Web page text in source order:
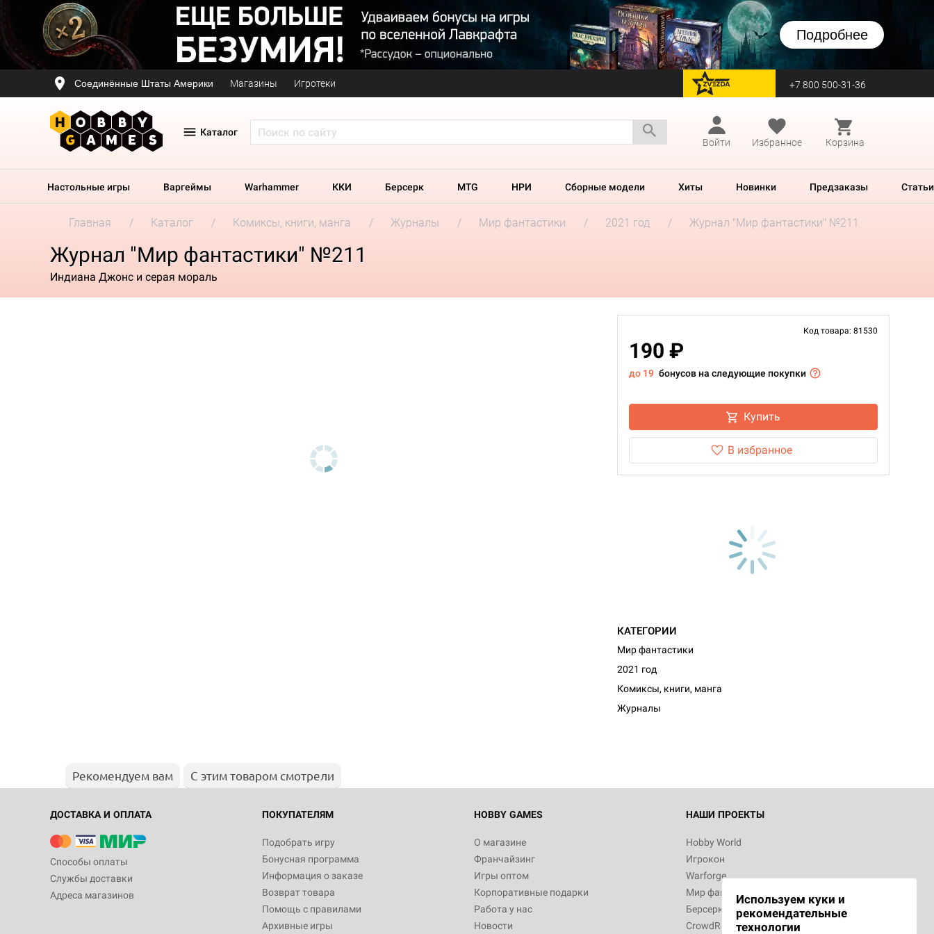
Подробнее
Соединённые Штаты Америки Магазины Игротеки перейти на Zvezda +7 800 500-31-36
Каталог
Войти
Избранное Корзина
Настольные игры Варгеймы Warhammer ККИ Берсерк MTG НРИ Сборные модели Хиты Новинки Предзаказы Статьи
Главная Каталог Комиксы, книги, манга Журналы Мир фантастики 2021 год Журнал "Мир фантастики" №211
Журнал "Мир фантастики" №211
Индиана Джонс и серая мораль
Код товара: 81530
190 ₽
до 19 бонусов на следующие покупки
Купить
В избранное
КАТЕГОРИИ
Мир фантастики
2021 год
Комиксы, книги, манга
Журналы
Рекомендуем вам С этим товаром смотрели
ДОСТАВКА И ОПЛАТА
Способы оплаты
Службы доставки
Адреса магазинов
ПОКУПАТЕЛЯМ
Подобрать игру
Бонусная программа
Информация о заказе
Возврат товара
Помощь с правилами
Архивные игры
HOBBY GAMES
О магазине
Франчайзинг
Игры оптом
Корпоративные подарки
Работа у нас
Новости
НАШИ ПРОЕКТЫ
Hobby World
Игрокон
Warforge
Мир фантастики
Берсерк
CrowdRepublic
Используем куки и
рекомендательные
технологии